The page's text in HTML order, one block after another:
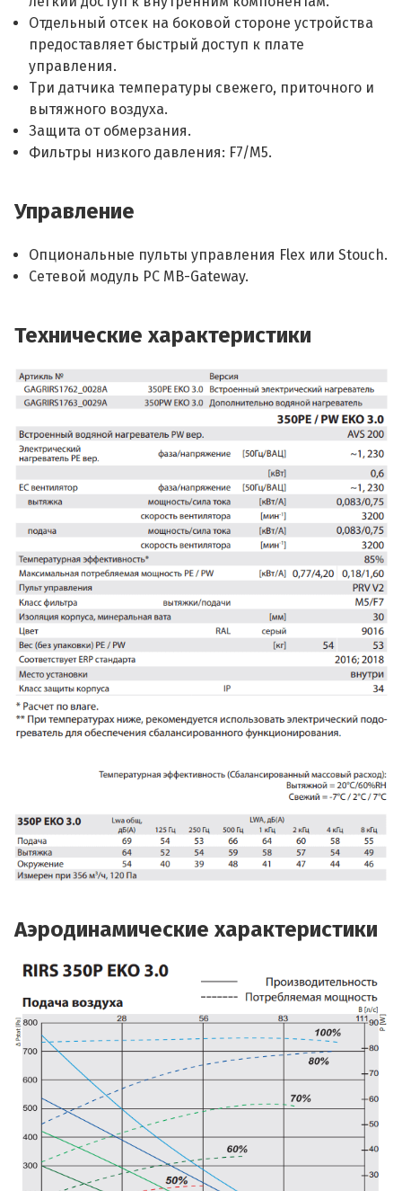
Отдельный отсек на боковой стороне устройства
предоставляет быстрый доступ к плате
управления.
Три датчика температуры свежего, приточного и
вытяжного воздуха.
Защита от обмерзания.
Фильтры низкого давления: F7/M5.
Управление
Опциональные пульты управления Flex или Stouch.
Сетевой модуль PC MB-Gateway.
Технические характеристики
Аэродинамические характеристики